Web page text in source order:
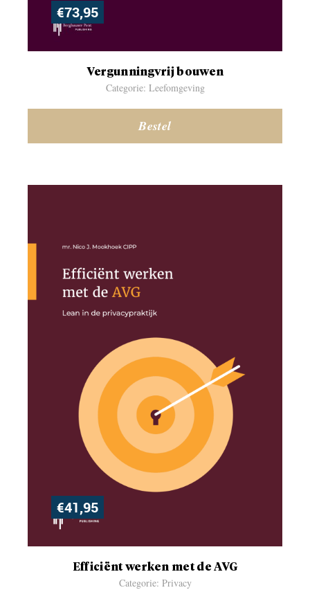
€73,95
Vergunningvrij bouwen
Categorie: Leefomgeving
Bestel
€41,95
Efficiënt werken met de AVG
Categorie: Privacy